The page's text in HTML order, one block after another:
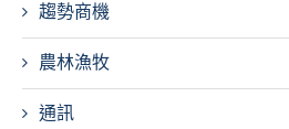
趨勢商機
農林漁牧
通訊